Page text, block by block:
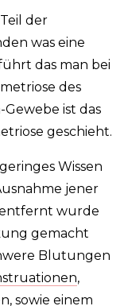
der
was eine
das man bei
des
ist das
geschieht.
Wissen
jener
wurde
gemacht
Blutungen
,
sowie einem